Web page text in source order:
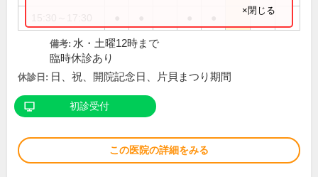
×閉じる
備考: 水・土曜12時まで
臨時休診あり
休診日: 日、祝、開院記念日、片貝まつり期間
初診受付
この医院の詳細をみる